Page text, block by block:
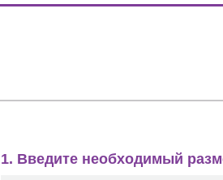
1. Введите необходимый